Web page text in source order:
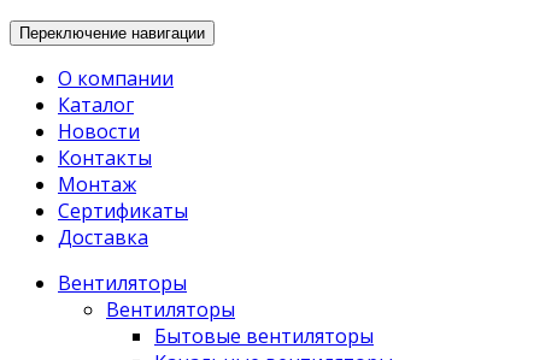
Переключение навигации
О компании
Каталог
Новости
Контакты
Монтаж
Сертификаты
Доставка
Вентиляторы
Вентиляторы
Бытовые вентиляторы